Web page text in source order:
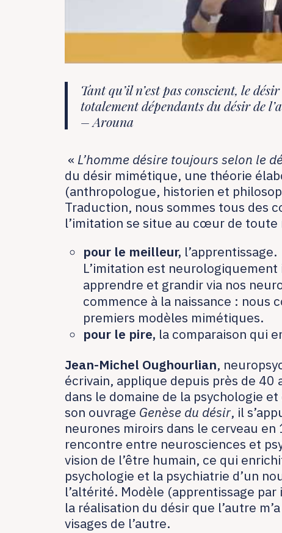
Tant qu’il n’est pas conscient, le
totalement dépendants du désir de
– Arouna
« L’homme désire toujours selon le
du désir mimétique, une théorie
(anthropologue, historien et
Traduction, nous sommes tous des
l’imitation se situe au cœur de toute
pour le meilleur, l’apprentissage.
L’imitation est
apprendre et grandir via nos
commence à la naissance : nous
premiers modèles mimétiques.
pour le pire, la comparaison qui
Jean-Michel Oughourlian,
écrivain, applique depuis près de 40
dans le domaine de la psychologie
son ouvrage Genèse du désir, il
neurones miroirs dans le cerveau
rencontre entre neurosciences et
vision de l’être humain, ce qui
psychologie et la psychiatrie d’un
l’altérité. Modèle (apprentissage
la réalisation du désir que l’autre
visages de l’autre.